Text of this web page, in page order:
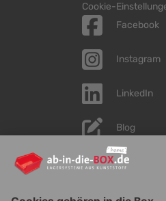
Cookie-
Facebook
Instagram
LinkedIn
Blog
YouTube